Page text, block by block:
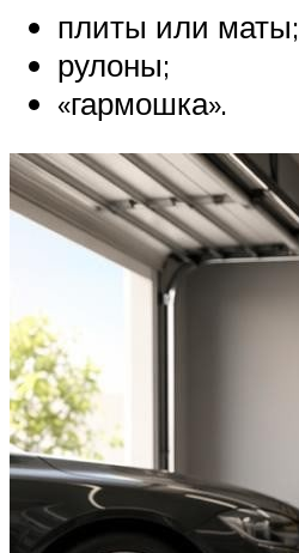
плиты или маты;
рулоны;
«гармошка».